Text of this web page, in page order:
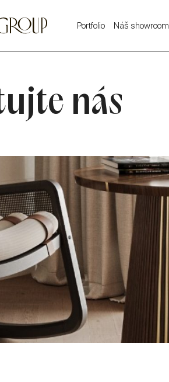
Portfolio Náš showroom
nás